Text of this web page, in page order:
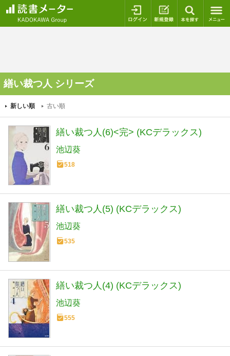
ログイン 新規登録
繕い裁つ人 シリーズ
新しい順 古い順
繕い裁つ人(6)<完> (KCデラックス)
池辺葵
518
繕い裁つ人(5) (KCデラックス)
池辺葵
535
繕い裁つ人(4) (KCデラックス)
池辺葵
555